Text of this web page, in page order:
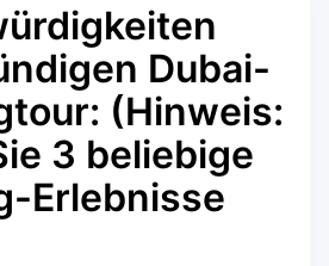
Dubai-
(Hinweis:
3 beliebige
Erlebnisse